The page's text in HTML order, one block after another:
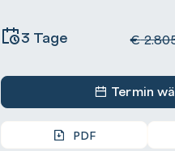
3 Tage €
Termin
PDF